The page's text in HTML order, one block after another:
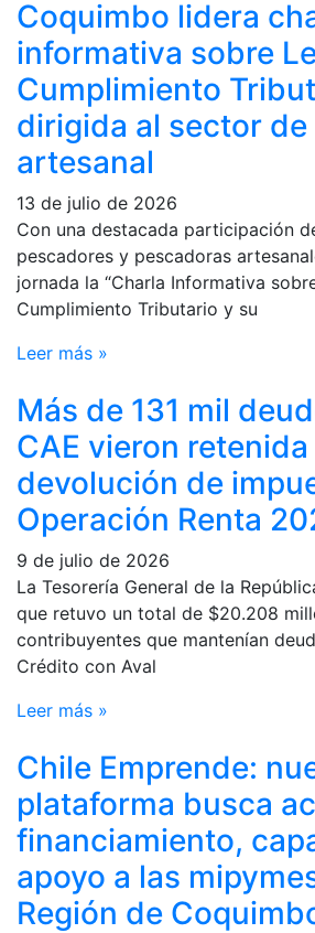
Coquimbo lidera
informativa sobre
Cumplimiento
dirigida al sector de
artesanal
13 de julio de 2026
Con una destacada participación
pescadores y pescadoras
jornada la “Charla Informativa
Cumplimiento Tributario y su
Leer más »
Más de 131 mil
CAE vieron retenida
devolución de
Operación Renta
9 de julio de 2026
La Tesorería General de la
que retuvo un total de $20.208
contribuyentes que mantenían
Crédito con Aval
Leer más »
Chile Emprende:
plataforma busca
financiamiento,
apoyo a las
Región de